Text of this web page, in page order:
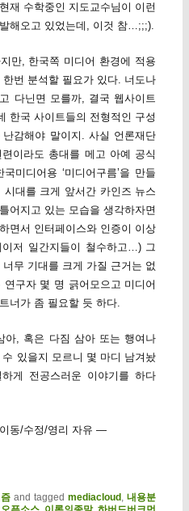
재 수학중인 지도교수님이 이런
해오고 있었는데, 이것 참…;;;).
만, 한국쪽 미디어 환경에 적용
번 분석할 필요가 있다. 너도나
다닌면 모를까, 결국 웹사이트
한국 사이트들의 전형적인 구성
감해야 말이지. 사실 언론재단
이라도 총대를 메고 아예 공식
미디어용 ‘미디어구름’을 만들
대를 크게 앞서간 카인즈 뉴스
어지고 있는 모습을 생각하자면
면서 인터페이스와 인증이 이상
저 일간지들이 철수하고…) 그
무 기대를 크게 가질 근거는 없
구자 몇 명 긁어모으고 미디어
너가 좀 필요할 듯 하다.
, 혹은 다짐 삼아 또는 행여나
있을지 모르니 몇 마디 남겨놨
게 전공스러운 이야기를 하다
동/수정/영리 자유 —
and taggedmediacloud ,내용분